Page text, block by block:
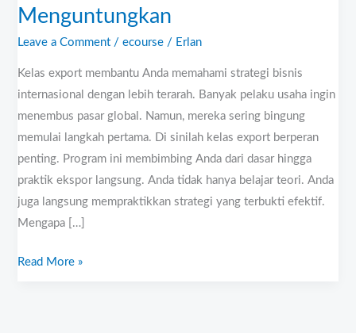
Menguntungkan
Leave a Comment /ecourse / Erlan
Kelas export membantu Anda memahami strategi bisnis
internasional dengan lebih terarah. Banyak pelaku usaha ingin
menembus pasar global. Namun, mereka sering bingung
memulai langkah pertama. Di sinilah kelas export berperan
penting. Program ini membimbing Anda dari dasar hingga
praktik ekspor langsung. Anda tidak hanya belajar teori. Anda
juga langsung mempraktikkan strategi yang terbukti efektif.
Mengapa […]
Read More »